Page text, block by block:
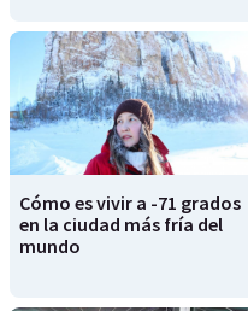
Cómo es vivir a -71 grados
en la ciudad más fría del
mundo